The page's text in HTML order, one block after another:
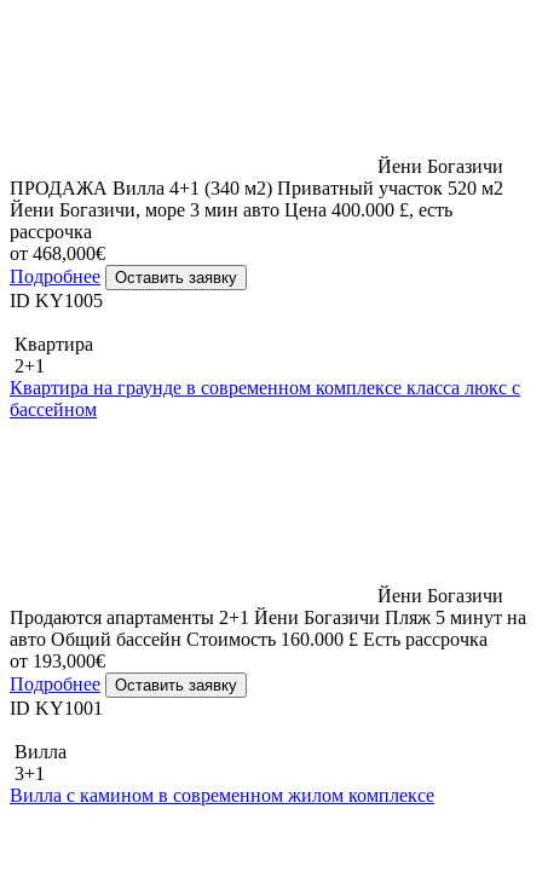
Йени Богазичи
ПРОДАЖА Вилла 4+1 (340 м2) Приватный участок 520 м2
Йени Богазичи, море 3 мин авто Цена 400.000 £, есть
рассрочка
от 468,000€
Подробнее
Оставить заявку
ID KY1005
Квартира
2+1
Квартира на граунде в современном комплексе класса люкс с
бассейном
Йени Богазичи
Продаются апартаменты 2+1 Йени Богазичи Пляж 5 минут на
авто Общий бассейн Стоимость 160.000 £ Есть рассрочка
от 193,000€
Подробнее
Оставить заявку
ID KY1001
Вилла
3+1
Вилла с камином в современном жилом комплексе